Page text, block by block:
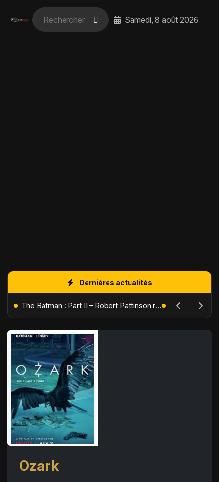
Samedi, 8 août 2026
Dernières actualités
L'Âge de Glace : Le Réveil du Volcan – Manny, Sid et Diego de retour pour une aventure explosive The Batman : Part II – Robert Pattinson replonge dans les ténèbres de Gotham dès octobre 2027
Ozark